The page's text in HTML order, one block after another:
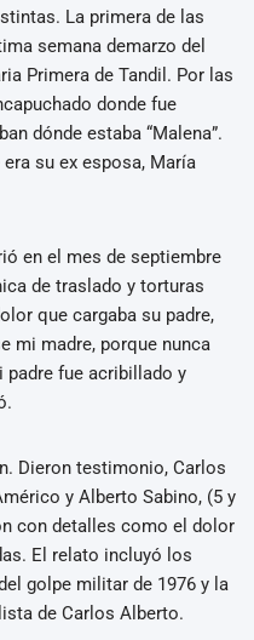
La primera de las
semana demarzo del
Primera de Tandil. Por las
donde fue
dónde estaba “Malena”.
su ex esposa, María
en el mes de septiembre
de traslado y torturas
que cargaba su padre,
mi madre, porque nunca
padre fue acribillado y
Dieron testimonio, Carlos
y Alberto Sabino, (5 y
con detalles como el dolor
El relato incluyó los
golpe militar de 1976 y la
de Carlos Alberto.